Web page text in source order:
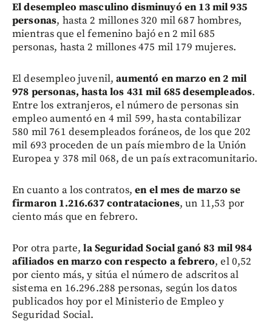
El desempleo masculino disminuyó en 13 mil 935
personas, hasta 2 millones 320 mil 687 hombres,
mientras que el femenino bajó en 2 mil 685
personas, hasta 2 millones 475 mil 179 mujeres.
El desempleo juvenil,aumentó en marzo en 2 mil
978 personas, hasta los 431 mil 685 desempleados.
Entre los extranjeros, el número de personas sin
empleo aumentó en 4 mil 599, hasta contabilizar
580 mil 761 desempleados foráneos, de los que 202
mil 693 proceden de un país miembro de la Unión
Europea y 378 mil 068, de un país extracomunitario.
En cuanto a los contratos,en el mes de marzo se
firmaron 1.216.637 contrataciones, un 11,53 por
ciento más que en febrero.
Por otra parte,la Seguridad Social ganó 83 mil 984
afiliados en marzo con respecto a febrero, el 0,52
por ciento más, y sitúa el número de adscritos al
sistema en 16.296.288 personas, según los datos
publicados hoy por el Ministerio de Empleo y
Seguridad Social.